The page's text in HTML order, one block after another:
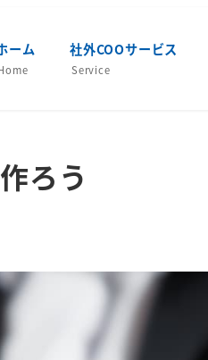
ーム 社外COOサービス
Service
ろう